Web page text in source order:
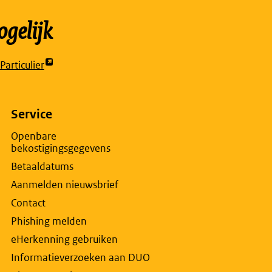
Service
Openbare
bekostigingsgegevens
Betaaldatums
Aanmelden nieuwsbrief
Contact
Phishing melden
eHerkenning gebruiken
Informatieverzoeken aan DUO